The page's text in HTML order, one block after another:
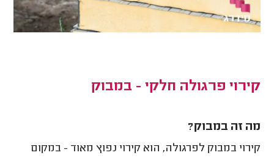
קירוי פרגולה חלקי - במבוק
מה זה במבוק?
קירוי במבוק לפרגולה, הוא קירוי נפוץ מאוד - במקום